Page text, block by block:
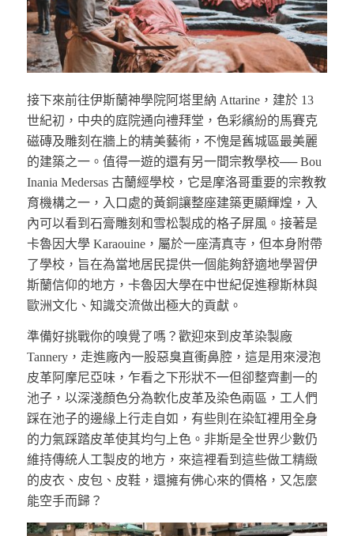
接下來前往伊斯蘭神學院阿塔里納 Attarine，建於 13
世紀初，中央的庭院通向禮拜堂，色彩繽紛的馬賽克
磁磚及雕刻在牆上的精美藝術，不愧是舊城區最美麗
的建築之一。值得一遊的還有另一間宗教學校── Bou
Inania Medersas 古蘭經學校，它是摩洛哥重要的宗教教
育機構之一，入口處的黃銅讓整座建築更顯輝煌，入
內可以看到石膏雕刻和雪松製成的格子屏風。接著是
卡魯因大學 Karaouine，屬於一座清真寺，但本身附帶
了學校，旨在為當地居民提供一個能夠舒適地學習伊
斯蘭信仰的地方，卡魯因大學在中世紀促進穆斯林與
歐洲文化、知識交流做出極大的貢獻。
準備好挑戰你的嗅覺了嗎？歡迎來到皮革染製廠
Tannery，走進廠內一股惡臭直衝鼻腔，這是用來浸泡
皮革阿摩尼亞味，乍看之下形狀不一但卻整齊劃一的
池子，以深淺顏色分為軟化皮革及染色兩區，工人們
踩在池子的邊緣上行走自如，有些則在染缸裡用全身
的力氣踩踏皮革使其均勻上色。非斯是全世界少數仍
維持傳統人工製皮的地方，來這裡看到這些做工精緻
的皮衣、皮包、皮鞋，還擁有佛心來的價格，又怎麼
能空手而歸？